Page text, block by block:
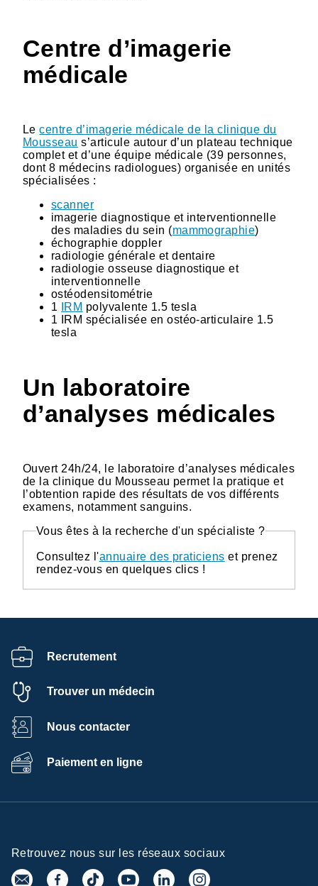
Centre d’imagerie
médicale
Lecentre d’imagerie médicale de la clinique du
Mousseau s’articule autour d’un plateau technique
complet et d’une équipe médicale (39 personnes,
dont 8 médecins radiologues) organisée en unités
spécialisées :
scanner
imagerie diagnostique et interventionnelle
des maladies du sein (mammographie)
échographie doppler
radiologie générale et dentaire
radiologie osseuse diagnostique et
interventionnelle
ostéodensitométrie
1
IRM polyvalente 1.5 tesla
1 IRM spécialisée en ostéo-articulaire 1.5
tesla
Un laboratoire
d’analyses médicales
Ouvert 24h/24, le laboratoire d’analyses médicales
de la clinique du Mousseau permet la pratique et
l’obtention rapide des résultats de vos différents
examens, notamment sanguins.
Vous êtes à la recherche d'un spécialiste ?
Consultez l'annuaire des praticiens et prenez
rendez-vous en quelques clics !
Recrutement
Trouver un médecin
Nous contacter
Paiement en ligne
Retrouvez nous sur les réseaux sociaux